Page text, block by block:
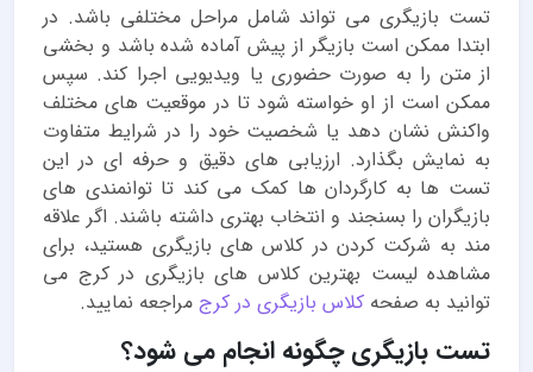
تست بازیگری می تواند شامل مراحل مختلفی باشد. در
ابتدا ممکن است بازیگر از پیش آماده شده باشد و بخشی
از متن را به صورت حضوری یا ویدیویی اجرا کند. سپس
ممکن است از او خواسته شود تا در موقعیت های مختلف
واکنش نشان دهد یا شخصیت خود را در شرایط متفاوت
به نمایش بگذارد. ارزیابی های دقیق و حرفه ای در این
تست ها به کارگردان ها کمک می کند تا توانمندی های
بازیگران را بسنجند و انتخاب بهتری داشته باشند. اگر علاقه
مند به شرکت کردن در کلاس های بازیگری هستید، برای
مشاهده لیست بهترین کلاس های بازیگری در کرج می
توانید به صفحه کلاس بازیگری در کرج مراجعه نمایید.
تست بازیگری چگونه انجام می شود؟